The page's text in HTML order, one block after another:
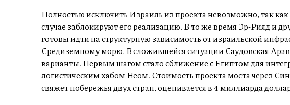
Полностью исключить Израиль из проекта невозможно, так
случае заблокируют его реализацию. В то же время Эр-Рияд и
готовы идти на структурную зависимость от израильской
Средиземному морю. В сложившейся ситуации Саудовская
варианты. Первым шагом стало сближение с Египтом для
логистическим хабом Неом. Стоимость проекта моста через
свяжет побережья двух стран, оценивается в 4 миллиарда